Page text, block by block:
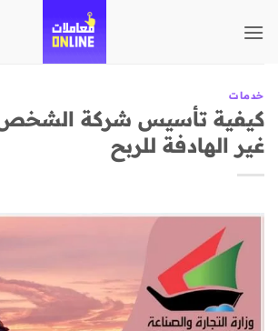
للمحتوى
خدمات
غير الهادفة للربح